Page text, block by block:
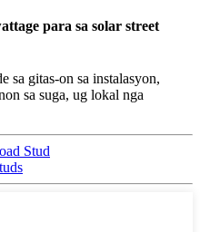
para sa solar street
sa gitas-on sa instalasyon,
sa suga, ug lokal nga
Stud